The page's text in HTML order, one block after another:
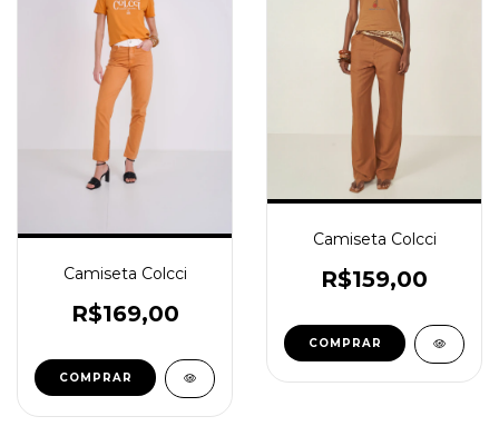
Camiseta Colcci
R$169,00
COMPRAR
Camiseta Colcci
R$159,00
COMPRAR